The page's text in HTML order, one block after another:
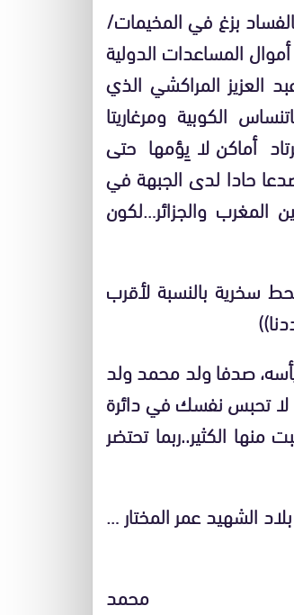
بزغ في المخيمات/
المساعدات الدولية
العزيز المراكشي الذي
الكوبية ومرغاريتا
أماكن لا يِؤمها حتى
حادا لدى الجبهة في
والجزائر…لكون
سخرية بالنسبة لأقرب
صدفا ولد محمد ولد
لا تحبس نفسك في دائرة
الكثير..ربما تحتضر
الشهيد عمر المختار …
محمد